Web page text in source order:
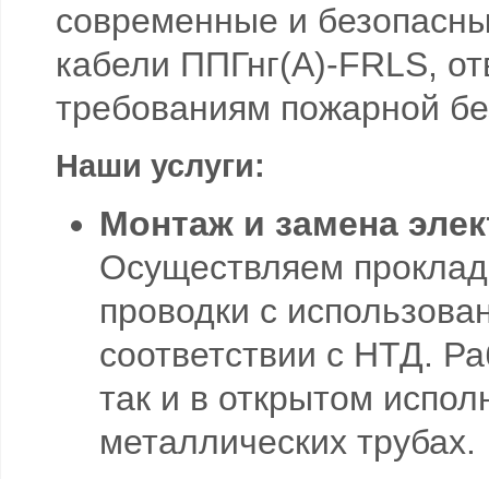
современные и
кабели ППГнг(А)-FRLS,
требованиям пожарной
Наши услуги:
Монтаж и замена
Осуществляем
проводки с
соответствии с НТД.
так и в открытом
металлических трубах.